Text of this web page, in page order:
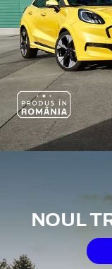
NOUL